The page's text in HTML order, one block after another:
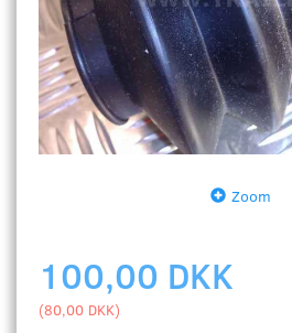
Zoom
100,00 DKK
(80,00 DKK)